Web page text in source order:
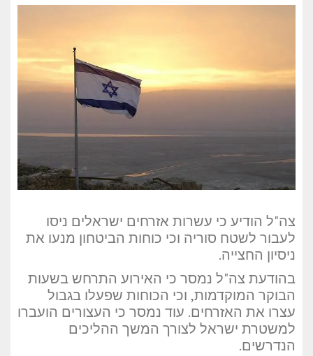
צה"ל הודיע כי עשרות אזרחים ישראלים ניסו
לעבור לשטח סוריה וכי כוחות הביטחון מנעו את
ניסיון החצייה.
בהודעת צה"ל נמסר כי האירוע התרחש בשעות
הבוקר המוקדמות, וכי הכוחות שפעלו בגבול
עצרו את האזרחים. עוד נמסר כי העצורים הועברו
למשטרת ישראל לצורך המשך ההליכים
הנדרשים.